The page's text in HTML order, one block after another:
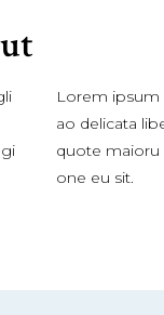
Lorem ipsum
ao delicata
quote maioru
one eu sit.